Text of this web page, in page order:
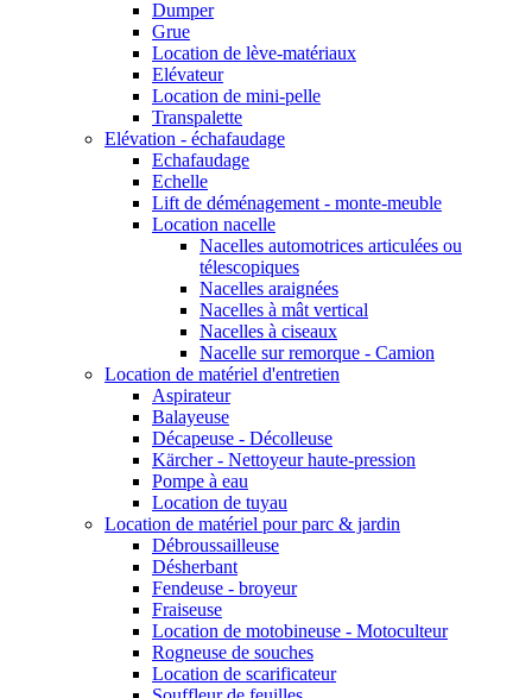
Dumper
Grue
Location de lève-matériaux
Elévateur
Location de mini-pelle
Transpalette
Elévation - échafaudage
Echafaudage
Echelle
Lift de déménagement - monte-meuble
Location nacelle
Nacelles automotrices articulées ou
télescopiques
Nacelles araignées
Nacelles à mât vertical
Nacelles à ciseaux
Nacelle sur remorque - Camion
Location de matériel d'entretien
Aspirateur
Balayeuse
Décapeuse - Décolleuse
Kärcher - Nettoyeur haute-pression
Pompe à eau
Location de tuyau
Location de matériel pour parc & jardin
Débroussailleuse
Désherbant
Fendeuse - broyeur
Fraiseuse
Location de motobineuse - Motoculteur
Rogneuse de souches
Location de scarificateur